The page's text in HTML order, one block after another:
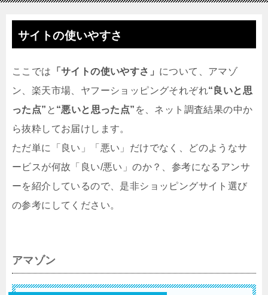
サイトの使いやすさ
ここでは 「サイトの使いやすさ」 について、アマゾ
ン、楽天市場、ヤフーショッピングそれぞれ“良いと思
った点” と “悪いと思った点” を、ネット調査結果の中か
ら抜粋してお届けします。
ただ単に「良い」「悪い」だけでなく、どのようなサ
ービスが何故「良い/悪い」のか？、参考になるアンサ
ーを紹介しているので、是非ショッピングサイト選び
の参考にしてください。
アマゾン